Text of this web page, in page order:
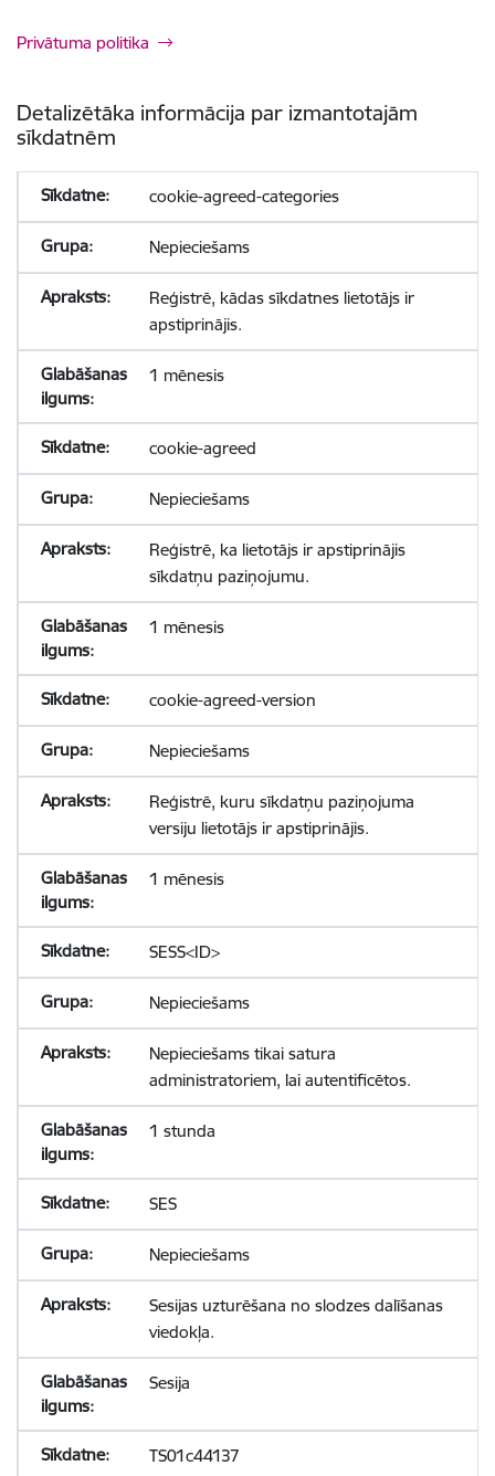
Privātuma politika
Detalizētāka informācija par izmantotajām
sīkdatnēm
cookie-agreed-categories
Nepieciešams
Reģistrē, kādas sīkdatnes lietotājs ir
apstiprinājis.
1 mēnesis
cookie-agreed
Nepieciešams
Reģistrē, ka lietotājs ir apstiprinājis
sīkdatņu paziņojumu.
1 mēnesis
cookie-agreed-version
Nepieciešams
Reģistrē, kuru sīkdatņu paziņojuma
versiju lietotājs ir apstiprinājis.
1 mēnesis
SESS<ID>
Nepieciešams
Nepieciešams tikai satura
administratoriem, lai autentificētos.
1 stunda
SES
Nepieciešams
Sesijas uzturēšana no slodzes dalīšanas
viedokļa.
Sesija
TS01c44137